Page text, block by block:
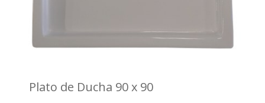
Plato de Ducha 90 x 90